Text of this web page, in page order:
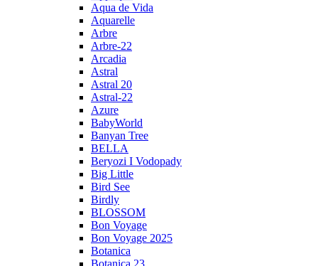
Aqua de Vida
Aquarelle
Arbre
Arbre-22
Arcadia
Astral
Astral 20
Astral-22
Azure
BabyWorld
Banyan Tree
BELLA
Beryozi I Vodopady
Big Little
Bird See
Birdly
BLOSSOM
Bon Voyage
Bon Voyage 2025
Botanica
Botanica 23